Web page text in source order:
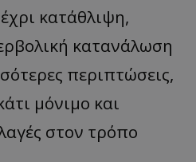
κατάθλιψη,
κατανάλωση
περιπτώσεις,
μόνιμο και
στον τρόπο